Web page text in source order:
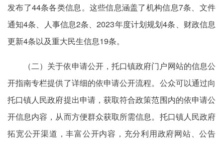
发布了44条各类信息。这些信息涵盖了机构信息7条、文件
通知4条、人事信息2条、2023年度计划规划4条、财政信息
更新4条以及重大民生信息19条。
（二）关于依申请公开，托口镇政府门户网站的信息公
开指南专栏提供了详细的依申请公开流程。公众可以通过向
托口镇人民政府提出申请，获取符合政策范围内的依申请公
开信息内容，从而方便群众获取所需信息。托口镇人民政府
拓宽公开渠道，丰富公开内容，充分利用政府网站、公告